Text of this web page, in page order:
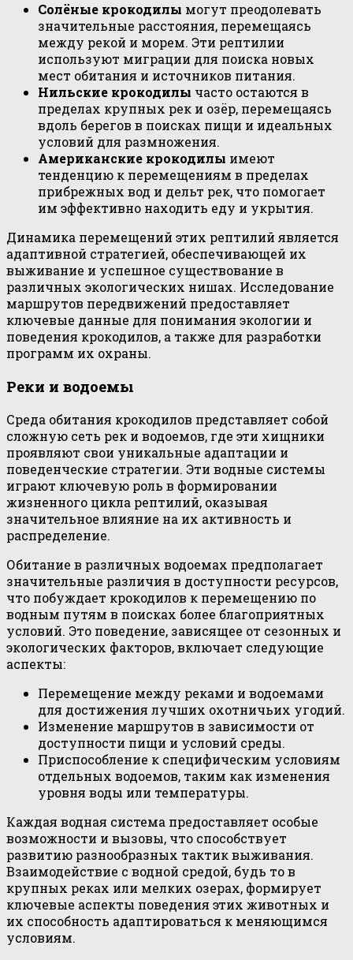
Солёные крокодилы могут преодолевать
значительные расстояния, перемещаясь
между рекой и морем. Эти рептилии
используют миграции для поиска новых
мест обитания и источников питания.
Нильские крокодилы часто остаются в
пределах крупных рек и озёр, перемещаясь
вдоль берегов в поисках пищи и идеальных
условий для размножения.
Американские крокодилы имеют
тенденцию к перемещениям в пределах
прибрежных вод и дельт рек, что помогает
им эффективно находить еду и укрытия.
Динамика перемещений этих рептилий является
адаптивной стратегией, обеспечивающей их
выживание и успешное существование в
различных экологических нишах. Исследование
маршрутов передвижений предоставляет
ключевые данные для понимания экологии и
поведения крокодилов, а также для разработки
программ их охраны.
Реки и водоемы
Среда обитания крокодилов представляет собой
сложную сеть рек и водоемов, где эти хищники
проявляют свои уникальные адаптации и
поведенческие стратегии. Эти водные системы
играют ключевую роль в формировании
жизненного цикла рептилий, оказывая
значительное влияние на их активность и
распределение.
Обитание в различных водоемах предполагает
значительные различия в доступности ресурсов,
что побуждает крокодилов к перемещению по
водным путям в поисках более благоприятных
условий. Это поведение, зависящее от сезонных и
экологических факторов, включает следующие
аспекты:
Перемещение между реками и водоемами
для достижения лучших охотничьих угодий.
Изменение маршрутов в зависимости от
доступности пищи и условий среды.
Приспособление к специфическим условиям
отдельных водоемов, таким как изменения
уровня воды или температуры.
Каждая водная система предоставляет особые
возможности и вызовы, что способствует
развитию разнообразных тактик выживания.
Взаимодействие с водной средой, будь то в
крупных реках или мелких озерах, формирует
ключевые аспекты поведения этих животных и
их способность адаптироваться к меняющимся
условиям.